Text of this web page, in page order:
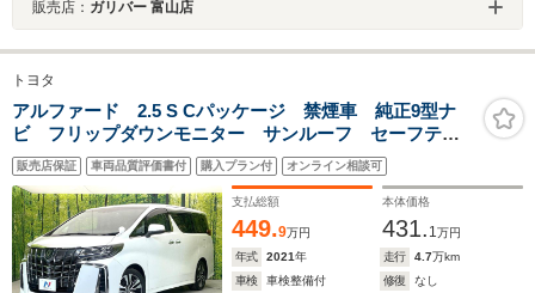
販売店： ガリバー 富山店
トヨタ
アルファード 2.5 S Cパッケージ 禁煙車 純正9型ナ
ビ フリップダウンモニター サンルーフ セーフティ
センス レーダークルーズ シートヒーター ベンチレ
ーション ETC ドラレコ メモリーパワーシート オ
ットマンシート LEDヘッド
販売店保証 車両品質評価書付 購入プラン付 オンライン相談可
支払総額
449.9万円
本体価格
431. 1万円
年式
2021年 走行 4.7万km
車検
車検整備付 修復
なし